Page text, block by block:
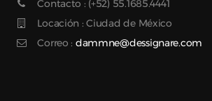
Contacto : (+52) 55.1685.4441
Locación : Ciudad de México
Correo : dammne@dessignare.com